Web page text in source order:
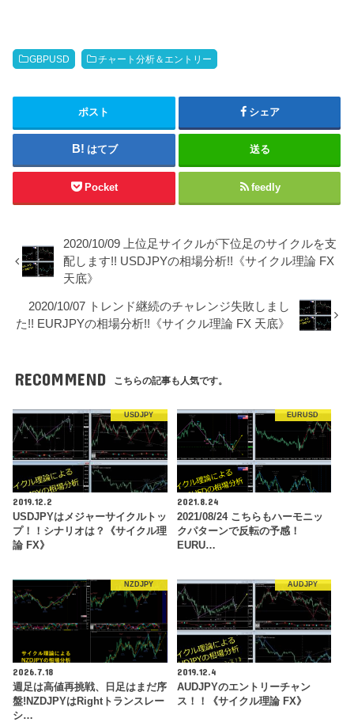
GBPUSD チャート分析＆エントリー
ポスト シェア
はてブ 送る
Pocket feedly
2020/10/09 上位足サイクルが下位足のサイクルを支
配します!! USDJPYの相場分析!!《サイクル理論 FX
天底》
2020/10/07 トレンド継続のチャレンジ失敗しまし
た!! EURJPYの相場分析!!《サイクル理論 FX 天底》
RECOMMEND こちらの記事も人気です。
USDJPY
2019.12.2
USDJPYはメジャーサイクルトッ
プ！！シナリオは？《サイクル理
論 FX》
EURUSD
2021.8.24
2021/08/24 こちらもハーモニッ
クパターンで反転の予感！
EURU…
NZDJPY
2026.7.18
週足は高値再挑戦、日足はまだ序
盤!NZDJPYはRightトランスレー
シ…
AUDJPY
2019.12.4
AUDJPYのエントリーチャン
ス！！《サイクル理論 FX》